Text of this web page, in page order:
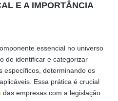
E A IMPORTÂNCIA
essencial no universo
de identificar e categorizar
específicos, determinando os
Essa prática é crucial
das empresas com a legislação